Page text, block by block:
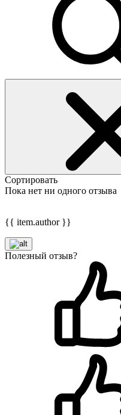
Сортировать
Пока нет ни одного отзыва
{{ item.author }}
Полезный отзыв?